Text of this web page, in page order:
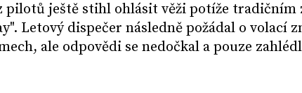
pilotů ještě stihl ohlásit věži potíže tradičním
Letový dispečer následně požádal o volací
ale odpovědi se nedočkal a pouze